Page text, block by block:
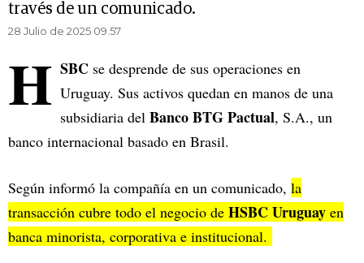
través de un comunicado.
28 Julio de 2025 09.57
H SBC se desprende de sus operaciones en
Uruguay. Sus activos quedan en manos de una
subsidiaria del Banco BTG Pactual, S.A., un
banco internacional basado en Brasil.
Según informó la compañía en un comunicado, la
transacción cubre todo el negocio de HSBC Uruguay en
banca minorista, corporativa e institucional.